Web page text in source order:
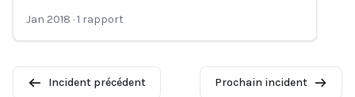
Jan 2018 ·1 rapport
Incident précédent Prochain incident